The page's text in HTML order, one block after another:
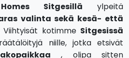
Sitgesillä ylpeitä
valinta sekä kesä- että
Viihtyisät kotimme Sitgesissä
niille, jotka etsivät
, olipa sitten